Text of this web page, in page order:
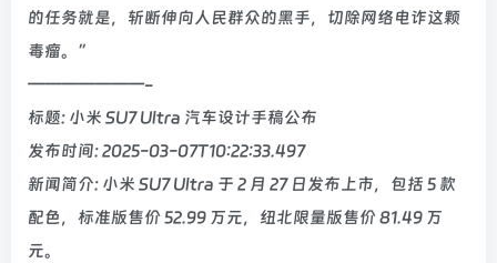
的任务就是，斩断伸向人民群众的黑手，切除网络电诈这颗
毒瘤。”
———————-
标题: 小米 SU7 Ultra 汽车设计手稿公布
发布时间: 2025-03-07T10:22:33.497
新闻简介: 小米 SU7 Ultra 于 2 月 27 日发布上市，包括 5 款
配色，标准版售价 52.99 万元，纽北限量版售价 81.49 万
元。